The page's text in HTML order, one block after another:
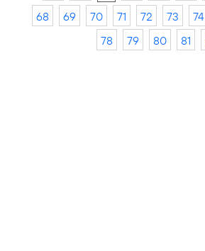
68
69 70 71 72 73 74
78
79 80 81